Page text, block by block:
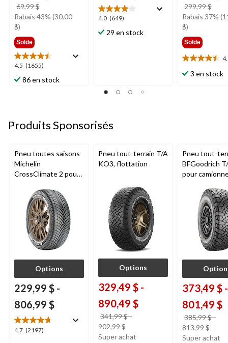
69,99 $
était
Rabais 43% (30.00
$)
Solde
4.5 (1655)
4.5
étoile(s)
sur
86 en stock
4.0 (649)
4.0
étoile(s)
sur
29 en stock
299,99 $
était
Rabais 37%
$)
Solde
4.5
étoile(s)
3 en stock
Produits Sponsorisés
Pneu toutes saisons
Michelin
CrossClimate 2 pour
et multisegments
Options
229,99 $ -
806,99 $
4.7 (2197)
4.7
Pneu tout-terrain T/A
KO3, flottation
Options
329,49 $ -
890,49 $
341,99 $-
902,99 $
était
Super achat
Pneu tout-
BFGoodrich
pour
373,49 $ -
801,49 $
385,99 $-
813,99 $
était
Super achat